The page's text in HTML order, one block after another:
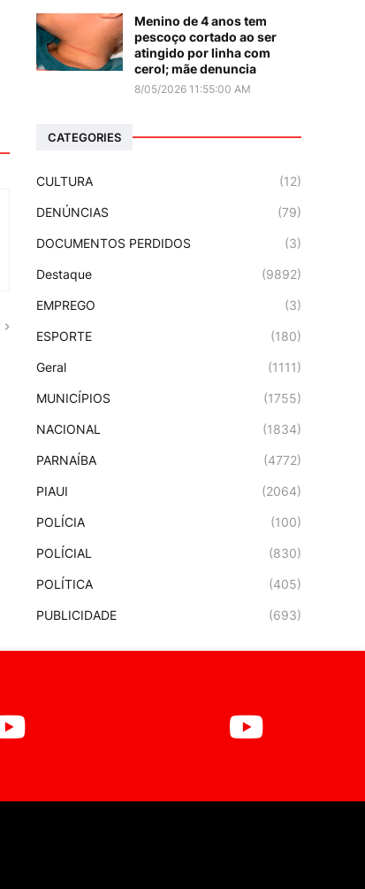
Menino de 4 anos tem
pescoço cortado ao ser
atingido por linha com
cerol; mãe denuncia
8/05/2026 11:55:00 AM
CATEGORIES
CULTURA (12)
DENÚNCIAS (79)
DOCUMENTOS PERDIDOS (3)
Destaque (9892)
EMPREGO (3)
ESPORTE (180)
Geral (1111)
MUNICÍPIOS (1755)
NACIONAL (1834)
PARNAÍBA (4772)
PIAUI (2064)
POLÍCIA (100)
POLÍCIAL (830)
POLÍTICA (405)
PUBLICIDADE (693)